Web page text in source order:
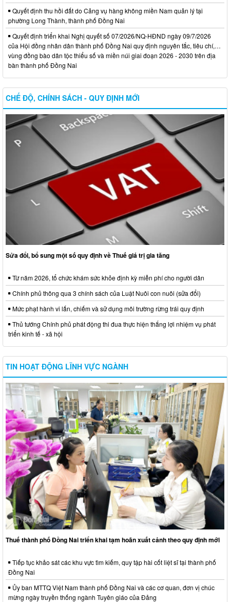
Quyết định thu hồi đất do Cảng vụ hàng không miền Nam quản lý tại
phường Long Thành, thành phố Đồng Nai
Quyết định triển khai Nghị quyết số 07/2026/NQ-HĐND ngày 09/7/2026
của Hội đồng nhân dân thành phố Đồng Nai quy định nguyên tắc, tiêu chí,…
vùng đồng bào dân tộc thiểu số và miền núi giai đoạn 2026 - 2030 trên địa
bàn thành phố Đồng Nai
CHẾ ĐỘ, CHÍNH SÁCH - QUY ĐỊNH MỚI
Sửa đổi, bổ sung một số quy định về Thuế giá trị gia tăng
Từ năm 2026, tổ chức khám sức khỏe định kỳ miễn phí cho người dân
Chính phủ thông qua 3 chính sách của Luật Nuôi con nuôi (sửa đổi)
Mức phạt hành vi lấn, chiếm và sử dụng môi trường rừng trái quy định
Thủ tướng Chính phủ phát động thi đua thực hiện thắng lợi nhiệm vụ phát
triển kinh tế - xã hội
TIN HOẠT ĐỘNG LĨNH VỰC NGÀNH
Thuế thành phố Đồng Nai triển khai tạm hoãn xuất cảnh theo quy định mới
Tiếp tục khảo sát các khu vực tìm kiếm, quy tập hài cốt liệt sĩ tại thành phố
Đồng Nai
Ủy ban MTTQ Việt Nam thành phố Đồng Nai và các cơ quan, đơn vị chúc
mừng ngày truyền thống ngành Tuyên giáo của Đảng